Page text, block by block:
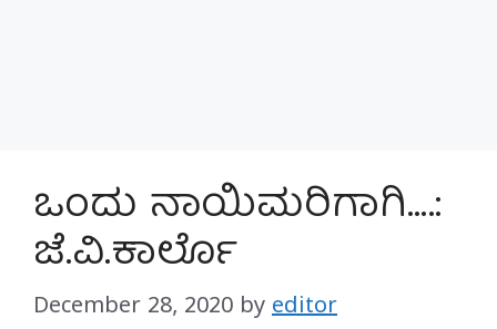
ಒಂದು ನಾಯಿಮರಿಗಾಗಿ….:
ಜೆ.ವಿ.ಕಾರ್ಲೊ
December 28, 2020 by editor